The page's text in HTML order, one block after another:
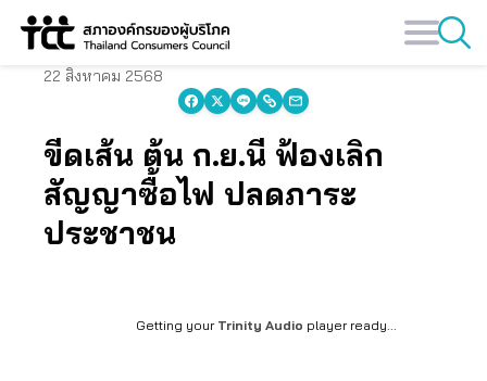
Skip
22 สิงหาคม 2568
ขีดเส้น ต้น ก.ย.นี้ ฟ้องเลิก
สัญญาซื้อไฟ ปลดภาระ
ประชาชน
Getting your Trinity Audio player ready...